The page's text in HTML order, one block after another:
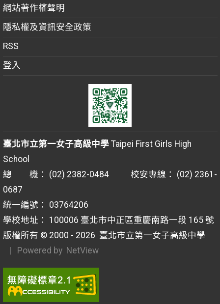
網站著作權聲明
隱私權及資訊安全政策
RSS
登入
臺北市立第一女子高級中學Taipei First Girls High
School
總 機： (02) 2382-0484 校安專線： (02) 2361-
0687
統一編號： 03764206
學校地址： 100006 臺北市中正區重慶南路一段 165 號
版權所有 © 2000 - 2026 臺北市立第一女子高級中學
| Powered by NetView